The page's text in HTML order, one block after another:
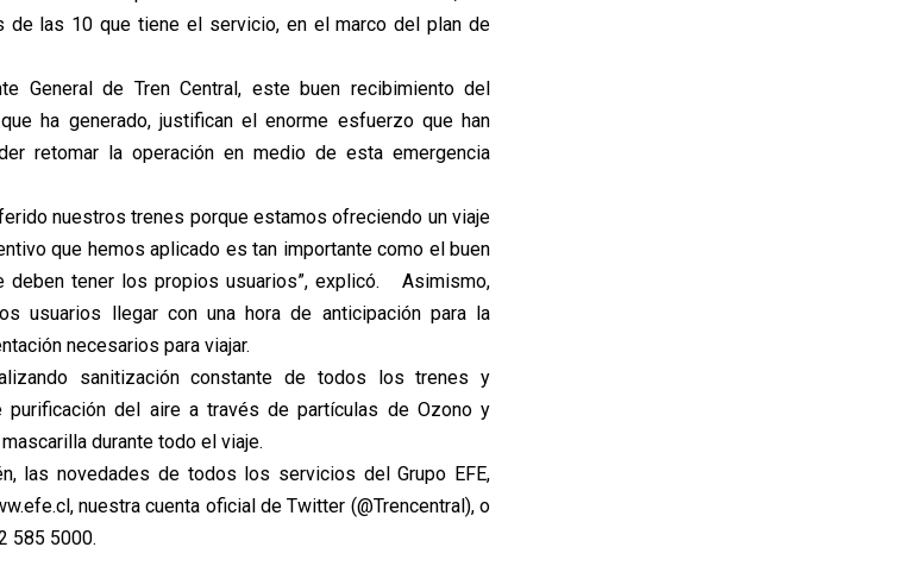
de las 10 que tiene el servicio, en el marco del plan de
General de Tren Central, este buen recibimiento del
ha generado, justifican el enorme esfuerzo que han
retomar la operación en medio de esta emergencia
nuestros trenes porque estamos ofreciendo un viaje
que hemos aplicado es tan importante como el buen
deben tener los propios usuarios”, explicó. Asimismo,
usuarios llegar con una hora de anticipación para la
necesarios para viajar.
sanitización constante de todos los trenes y
purificación del aire a través de partículas de Ozono y
durante todo el viaje.
las novedades de todos los servicios del Grupo EFE,
nuestra cuenta oficial de Twitter (@Trencentral), o
585 5000.